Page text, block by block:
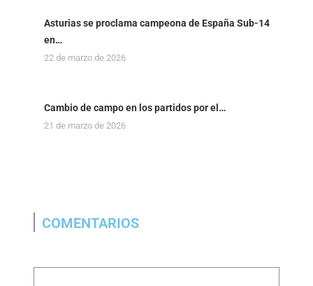
Asturias se proclama campeona de España Sub-14
en…
22 de marzo de 2026
Cambio de campo en los partidos por el…
21 de marzo de 2026
COMENTARIOS